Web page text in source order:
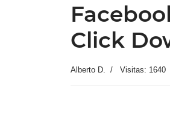
Click
Alberto D. Visitas: 1640